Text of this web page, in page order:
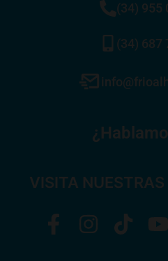
(34) 955
(34) 687
VISITA NUESTRAS